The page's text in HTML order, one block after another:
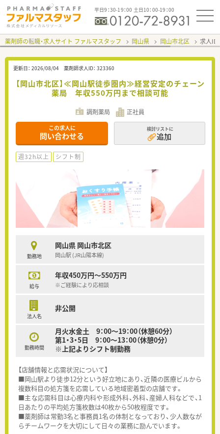
平日9：30-19：00 土日10：00-19：00
薬剤師の転職・求人サイト ファルマスタッフ 岡山県 岡山市北区 求人ID
更新日： 2026/08/04 薬剤師求人ID： 323360
【岡山市北区】≪岡山駅徒歩圏内≫経営安定のチェーン
薬局 年収550万円まで相談可能
調剤薬局 正社員
この求人に
問い合わせる
検討リストに
追加
週32h以上 シフト制
勤務地
岡山県 岡山市北区
岡山駅 (JR山陽本線)
給与
年収450万円～550万円
※ご経験により応相談
法人名
非公開
勤務時間
月火水金土 9：00～19：00（休憩60分）
第1・3・5日 9：00～13：00（休憩0分）
※上記よりシフト制勤務
【店舗情報と応需状況について】
■岡山駅より徒歩12分という好立地にあり、近隣の医療ビルから
複数科目の処方箋を応需している地域密着型の店舗です。
■主な応需科目は心療内科や形成外科、外科、産婦人科などで、1
日あたりの平均処方箋枚数は40枚から50枚程度です。
■薬剤師は常勤3名と事務員1名の体制となっており、少人数なが
らチームワークを大切にして日々の業務に励んでいます。